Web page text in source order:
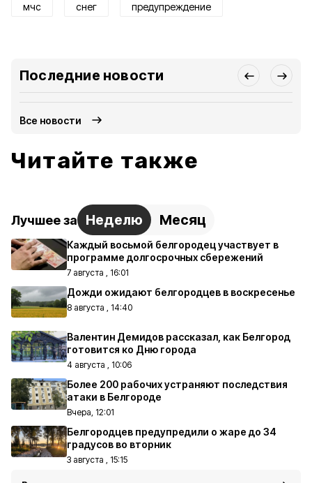
мчс снег предупреждение
Последние новости
Все новости
Читайте также
Лучшее за Неделю Месяц
Каждый восьмой белгородец участвует в
программе долгосрочных сбережений
7 августа , 16:01
Дожди ожидают белгородцев в воскресенье
8 августа , 14:40
Валентин Демидов рассказал, как Белгород
готовится ко Дню города
4 августа , 10:06
Более 200 рабочих устраняют последствия
атаки в Белгороде
Вчера, 12:01
Белгородцев предупредили о жаре до 34
градусов во вторник
3 августа , 15:15